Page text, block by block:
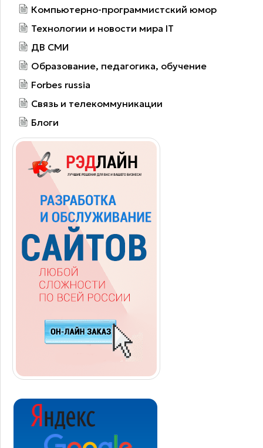
Компьютерно-программистский юмор
Технологии и новости мира IT
ДВ СМИ
Образование, педагогика, обучение
Forbes russia
Связь и телекоммуникации
Блоги